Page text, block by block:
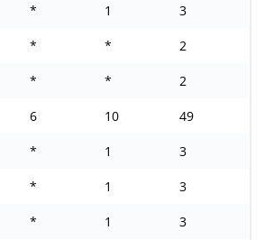
* 1 3
* * 2
* * 2
6 10 49
* 1 3
* 1 3
* 1 3